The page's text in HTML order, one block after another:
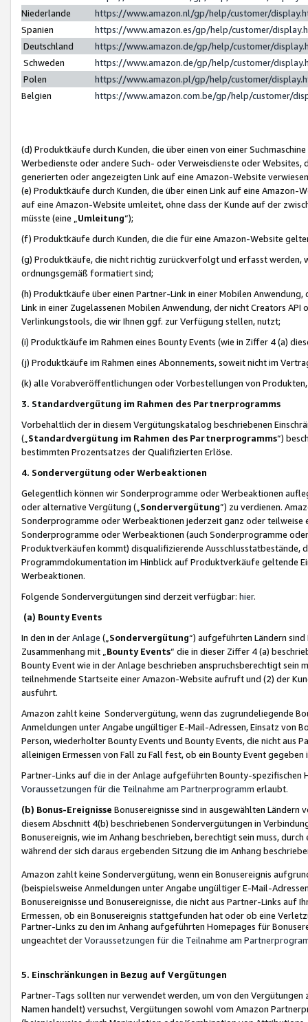
Niederlande
https://www.amazon.nl/gp/help/customer/
Spanien
https://www.amazon.es/gp/help/customer/
Deutschland
https://www.amazon.de/gp/help/customer/
Schweden
https://www.amazon.de/gp/help/customer/
Polen
https://www.amazon.pl/gp/help/customer/
Belgien
https://www.amazon.com.be/gp/help/customer/
(d) Produktkäufe durch Kunden, die über einen von einer
Werbedienste oder andere Such- oder Verweisdienste oder Websites,
generierten oder angezeigten Link auf eine Amazon-Website
(e) Produktkäufe durch Kunden, die über einen Link auf eine
auf eine Amazon-Website umleitet, ohne dass der Kunde auf der
müsste (eine „ Umleitung“);
(f) Produktkäufe durch Kunden, die die für eine Amazon-Website
(g) Produktkäufe, die nicht richtig zurückverfolgt und erfasst werden,
ordnungsgemäß formatiert sind;
(h) Produktkäufe über einen Partner-Link in einer Mobilen
Link in einer Zugelassenen Mobilen Anwendung, der nicht Creators
Verlinkungstools, die wir Ihnen ggf. zur Verfügung stellen, nutzt;
(i) Produktkäufe im Rahmen eines Bounty Events (wie in Ziffer 4 (a)
(j) Produktkäufe im Rahmen eines Abonnements, soweit nicht im
(k) alle Vorabveröffentlichungen oder Vorbestellungen von
3. Standardvergütung im Rahmen des Partnerprogramms
Vorbehaltlich der in diesem Vergütungskatalog beschriebenen
(„ Standardvergütung im Rahmen des Partnerprogramms“)
bestimmten Prozentsatzes der Qualifizierten Erlöse.
4. Sondervergütung oder Werbeaktionen
Gelegentlich können wir Sonderprogramme oder Werbeaktionen
oder alternative Vergütung („ Sondervergütung”) zu verdienen.
Sonderprogramme oder Werbeaktionen jederzeit ganz oder
Sonderprogramme oder Werbeaktionen (auch Sonderprogramme
Produktverkäufen kommt) disqualifizierende Ausschlusstatbestände,
Programmdokumentation im Hinblick auf Produktverkäufe geltende
Werbeaktionen.
Folgende Sondervergütungen sind derzeit verfügbar: hier.
(a) Bounty Events
In den in derAnlage („ Sondervergütung“) aufgeführten Ländern
Zusammenhang mit „ Bounty Events“ die in dieser Ziffer 4 (a)
Bounty Event wie in der Anlage beschrieben anspruchsberechtigt sein
teilnehmende Startseite einer Amazon-Website aufruft und (2) der
ausführt.
Amazon zahlt keine Sondervergütung, wenn das zugrundeliegende
Anmeldungen unter Angabe ungültiger E-Mail-Adressen, Einsatz von
Person, wiederholter Bounty Events und Bounty Events, die nicht
alleinigen Ermessen von Fall zu Fall fest, ob ein Bounty Event
Partner-Links auf die in der Anlage aufgeführten Bounty-spezifischen
Voraussetzungen für die Teilnahme am Partnerprogramm erlaubt.
(b) Bonus-Ereignisse Bonusereignisse sind in ausgewählten Ländern
diesem Abschnitt 4(b) beschriebenen Sondervergütungen in
Bonusereignis, wie im Anhang beschrieben, berechtigt sein muss,
während der sich daraus ergebenden Sitzung die im Anhang
Amazon zahlt keine Sondervergütung, wenn ein Bonusereignis
(beispielsweise Anmeldungen unter Angabe ungültiger E-Mail-
Bonusereignisse und Bonusereignisse, die nicht aus Partner-Links auf
Ermessen, ob ein Bonusereignis stattgefunden hat oder ob eine
Partner-Links zu den im Anhang aufgeführten Homepages für
ungeachtet derVoraussetzungen für die Teilnahme am
5. Einschränkungen in Bezug auf Vergütungen
Partner-Tags sollten nur verwendet werden, um von den
Namen handelt) versuchst, Vergütungen sowohl vom Amazon